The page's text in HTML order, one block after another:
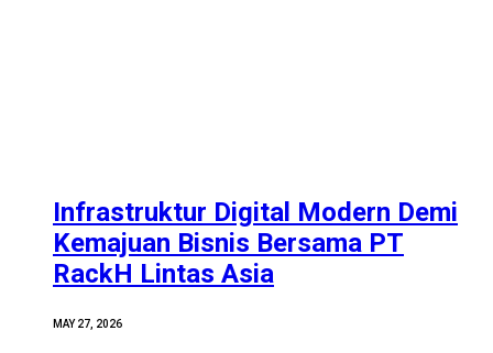
Infrastruktur Digital Modern Demi
Kemajuan Bisnis Bersama PT
RackH Lintas Asia
MAY 27, 2026